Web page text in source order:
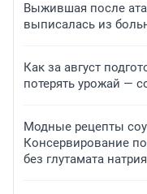
Выжившая после
выписалась из
Как за август
потерять урожай —
Модные рецепты
Консервирование
без глутамата